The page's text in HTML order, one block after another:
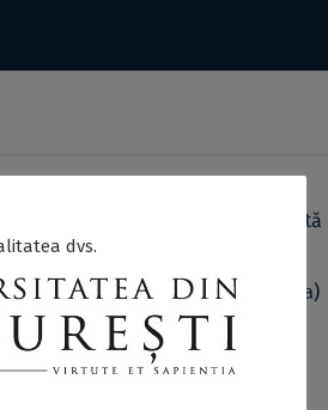
al FLLS și Centrul de Reușită
București (CRU-UB), în
Grande do Norte – UFRN
(Brazilia)
et Traduction
dvs.